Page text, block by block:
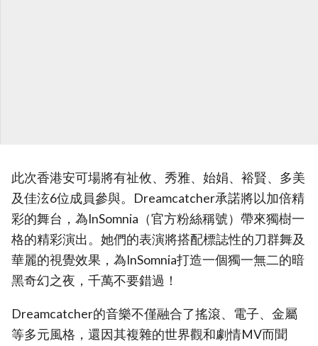
此次香港安可場將有祉攸、秀雅、始娟、裕賢、多美
及佳泫6位成員參與。Dreamcatcher承諾將以加倍精
彩的舞台，為InSomnia（官方粉絲稱號）帶來獨樹一
格的精彩演出。她們的表演將搭配標誌性的刀群舞及
華麗的視覺效果，為InSomnia打造一個獨一無二的暗
黑奇幻之夜，千萬不要錯過！
Dreamcatcher的音樂不僅融合了搖滾、電子、金屬
等多元風格，還因其複雜的世界觀和劇情MV而聞